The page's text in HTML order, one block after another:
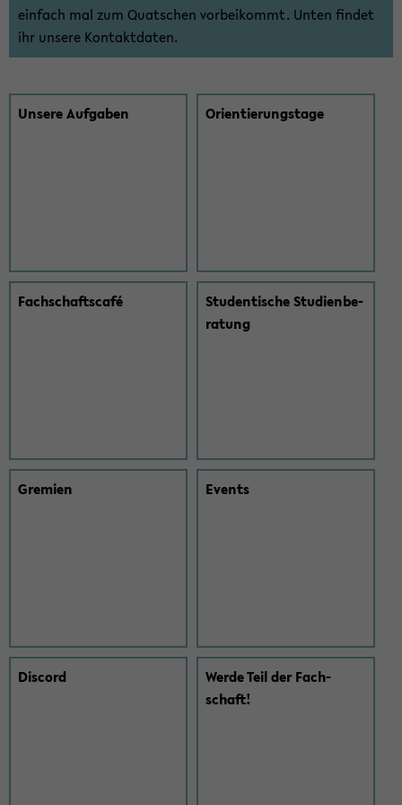
ein­fach mal zum Quat­schen vor­bei­kommt. Unten fin­det
ihr un­se­re Kon­takt­da­ten.
Un­se­re Auf­ga­ben Ori­en­tie­rungs­ta­ge
Fach­schaft­s­café
Stu­den­ti­sche Stu­di­en­be­
ra­tung
Gre­mi­en Events
Dis­cord
Werde Teil der Fach­
schaft!